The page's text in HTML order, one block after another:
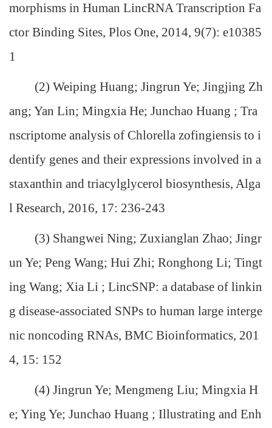
morphisms in Human LincRNA Transcription Fa
ctor Binding Sites, Plos One, 2014, 9(7): e10385
1
(2) Weiping Huang; Jingrun Ye; Jingjing Zh
ang; Yan Lin; Mingxia He; Junchao Huang ; Tra
nscriptome analysis of Chlorella zofingiensis to i
dentify genes and their expressions involved in a
staxanthin and triacylglycerol biosynthesis, Alga
l Research, 2016, 17: 236-243
(3) Shangwei Ning; Zuxianglan Zhao; Jingr
un Ye; Peng Wang; Hui Zhi; Ronghong Li; Tingt
ing Wang; Xia Li ; LincSNP: a database of linkin
g disease-associated SNPs to human large interge
nic noncoding RNAs, BMC Bioinformatics, 201
4, 15: 152
(4) Jingrun Ye; Mengmeng Liu; Mingxia H
e; Ying Ye; Junchao Huang ; Illustrating and Enh